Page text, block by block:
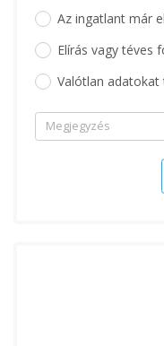
Az ingatlant már
Elírás vagy téves
Valótlan adatokat